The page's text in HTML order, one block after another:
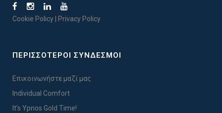
Cookie Policy Privacy Policy
ΠΕΡΙΣΣΟΤΕΡΟΙ ΣΥΝΔΕΣΜΟΙ
Επικοινωνήστε μαζί μας
Individual Comfort
It's Ypnos Gold Time!